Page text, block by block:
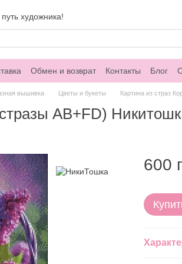
художника!
Обмен и возврат Контакты Блог
вышивка Цветы и букеты Картина из страз
AB+FD)
600